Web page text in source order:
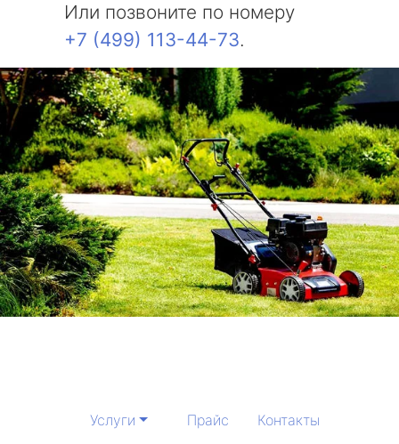
Или позвоните по номеру
+7 (499) 113-44-73.
Услуги Прайс Контакты